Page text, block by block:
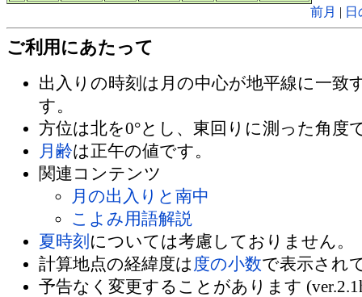
前月 |
ご利用にあたって
出入りの時刻は月の中心が地平線に一致
す。
方位は北を0°とし、東回りに測った角度
月齢は正午の値です。
関連コンテンツ
月の出入りと南中
こよみ用語解説
夏時刻 については考慮しておりません。
計算地点の経緯度は 度の小数で表示され
予告なく変更することがあります